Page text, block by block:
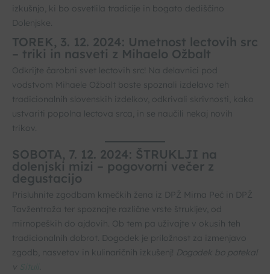
izkušnjo, ki bo osvetlila tradicije in bogato dediščino
Dolenjske.
TOREK, 3. 12. 2024: Umetnost lectovih src
– triki in nasveti z Mihaelo Ožbalt
Odkrijte čarobni svet lectovih src! Na delavnici pod
vodstvom Mihaele Ožbalt boste spoznali izdelavo teh
tradicionalnih slovenskih izdelkov, odkrivali skrivnosti, kako
ustvariti popolna lectova srca, in se naučili nekaj novih
trikov.
SOBOTA, 7. 12. 2024: ŠTRUKLJI na
dolenjski mizi – pogovorni večer z
degustacijo
Prisluhnite zgodbam kmečkih žena iz DPŽ Mirna Peč in DPŽ
Tavžentroža ter spoznajte različne vrste štrukljev, od
mirnopeških do ajdovih. Ob tem pa uživajte v okusih teh
tradicionalnih dobrot. Dogodek je priložnost za izmenjavo
zgodb, nasvetov in kulinaričnih izkušenj! Dogodek bo potekal
v
.